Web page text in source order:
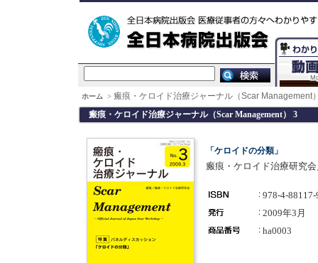
ホーム > 瘢痕・ケロイド治療ジャーナル（Scar Management
瘢痕・ケロイド治療ジャーナル（Scar Management） 3
「ケロイドの分類」
瘢痕・ケロイド治療研究
978-4-
2009年3月
ha0003